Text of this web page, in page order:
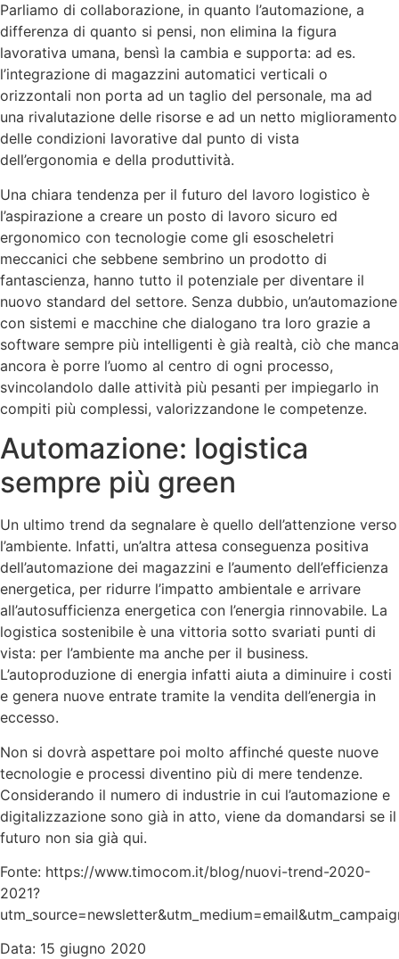
Parliamo di collaborazione, in quanto l’automazione, a
differenza di quanto si pensi, non elimina la figura
lavorativa umana, bensì la cambia e supporta: ad es.
l’integrazione di magazzini automatici verticali o
orizzontali non porta ad un taglio del personale, ma ad
una rivalutazione delle risorse e ad un netto miglioramento
delle condizioni lavorative dal punto di vista
dell’ergonomia e della produttività.
Una chiara tendenza per il futuro del lavoro logistico è
l’aspirazione a creare un posto di lavoro sicuro ed
ergonomico con tecnologie come gli esoscheletri
meccanici che sebbene sembrino un prodotto di
fantascienza, hanno tutto il potenziale per diventare il
nuovo standard del settore. Senza dubbio, un’automazione
con sistemi e macchine che dialogano tra loro grazie a
software sempre più intelligenti è già realtà, ciò che manca
ancora è porre l’uomo al centro di ogni processo,
svincolandolo dalle attività più pesanti per impiegarlo in
compiti più complessi, valorizzandone le competenze.
Automazione: logistica
sempre più green
Un ultimo trend da segnalare è quello dell’attenzione verso
l’ambiente. Infatti, un’altra attesa conseguenza positiva
dell’automazione dei magazzini e l’aumento dell’efficienza
energetica, per ridurre l’impatto ambientale e arrivare
all’autosufficienza energetica con l’energia rinnovabile. La
logistica sostenibile è una vittoria sotto svariati punti di
vista: per l’ambiente ma anche per il business.
L’autoproduzione di energia infatti aiuta a diminuire i costi
e genera nuove entrate tramite la vendita dell’energia in
eccesso.
Non si dovrà aspettare poi molto affinché queste nuove
tecnologie e processi diventino più di mere tendenze.
Considerando il numero di industrie in cui l’automazione e
digitalizzazione sono già in atto, viene da domandarsi se il
futuro non sia già qui.
Fonte: https://www.timocom.it/blog/nuovi-trend-2020-
2021?
Data: 15 giugno 2020